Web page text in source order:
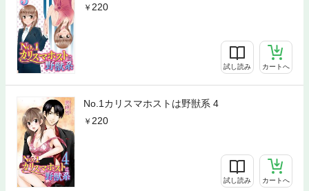
220
試し読み カートへ
No.1カリスマホストは野獣系 4
220
試し読み カートへ